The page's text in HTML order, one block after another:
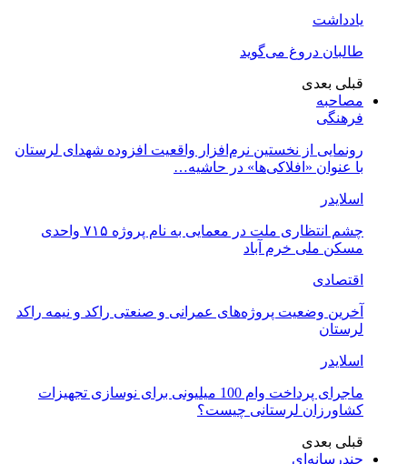
یادداشت
طالبان دروغ می‌گوید
قبلی بعدی
مصاحبه
فرهنگی
رونمایی از نخستین نرم‌افزار واقعیت افزوده شهدای لرستان
با عنوان «افلاکی‌ها» در حاشیه…
اسلایدر
چشم انتظاری ملت در معمایی به نام پروژه ۷۱۵ واحدی
مسکن ملی خرم آباد
اقتصادی
آخرین وضعیت پروژه‌های عمرانی و صنعتی راکد و نیمه راکد
لرستان
اسلایدر
ماجرای پرداخت وام 100 میلیونی برای نوسازی تجهیزات
کشاورزان لرستانی چیست؟
قبلی بعدی
چندرسانه‌ای